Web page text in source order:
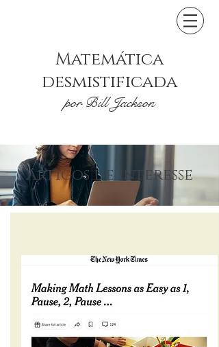
Matemática
desmistificada
por Bill Jackson
Artigos de interesse